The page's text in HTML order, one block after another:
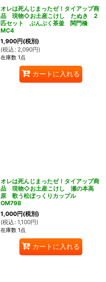
オレは死んじまったゼ！タイアップ商
品 現物◇お土産こけし たぬき 2
匹セット ぶんぶく茶釜 関門橋
MC4
1,900円(税別)
(税込 : 2,090円)
在庫数 1点
カートに入れる
オレは死んじまったゼ！タイアップ商
品 現物◇お土産こけし 瀬の本高
原 歌う松ぼっくりカップル
OM798
1,000円(税別)
(税込 : 1,100円)
在庫数 1点
カートに入れる